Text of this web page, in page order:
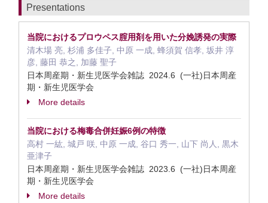
Presentations
当院におけるプロウペス腟用剤を用いた分娩誘発の実際
清木場 亮, 杉浦 多佳子, 中原 一成, 蜂須賀 信孝, 坂井 淳
彦, 藤田 恭之, 加藤 聖子
日本周産期・新生児医学会雑誌 2024.6 (一社)日本周産
期・新生児医学会
More details
当院における梅毒合併妊娠6例の特徴
高村 一紘, 城戸 咲, 中原 一成, 谷口 秀一, 山下 尚人, 黒木
亜津子
日本周産期・新生児医学会雑誌 2023.6 (一社)日本周産
期・新生児医学会
More details